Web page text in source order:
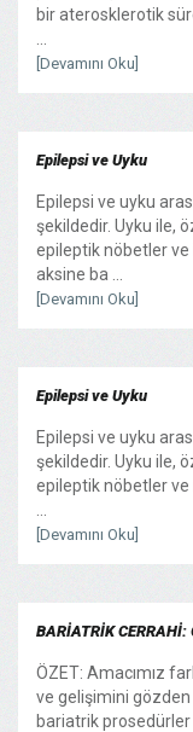
bir aterosklerotik
[Devamını Oku]
Epilepsi ve Uyku
Epilepsi ve uyku
şekildedir. Uyku ile,
epileptik nöbetler ve
aksine ba ...
[Devamını Oku]
Epilepsi ve Uyku
Epilepsi ve uyku
şekildedir. Uyku ile,
epileptik nöbetler ve
[Devamını Oku]
BARİATRİK
ÖZET: Amacımız
ve gelişimini
bariatrik